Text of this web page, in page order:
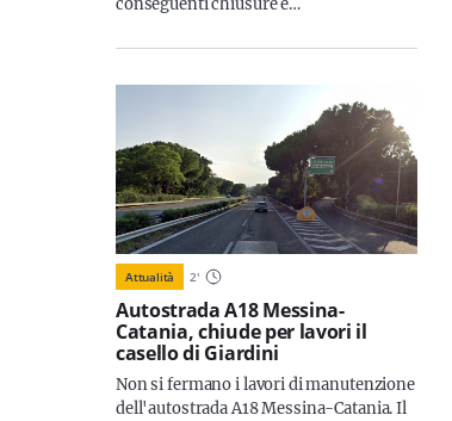
conseguenti chiusure e…
Attualità 2'
Autostrada A18 Messina-
Catania, chiude per lavori il
casello di Giardini
Non si fermano i lavori di manutenzione
dell'autostrada A18 Messina-Catania. Il